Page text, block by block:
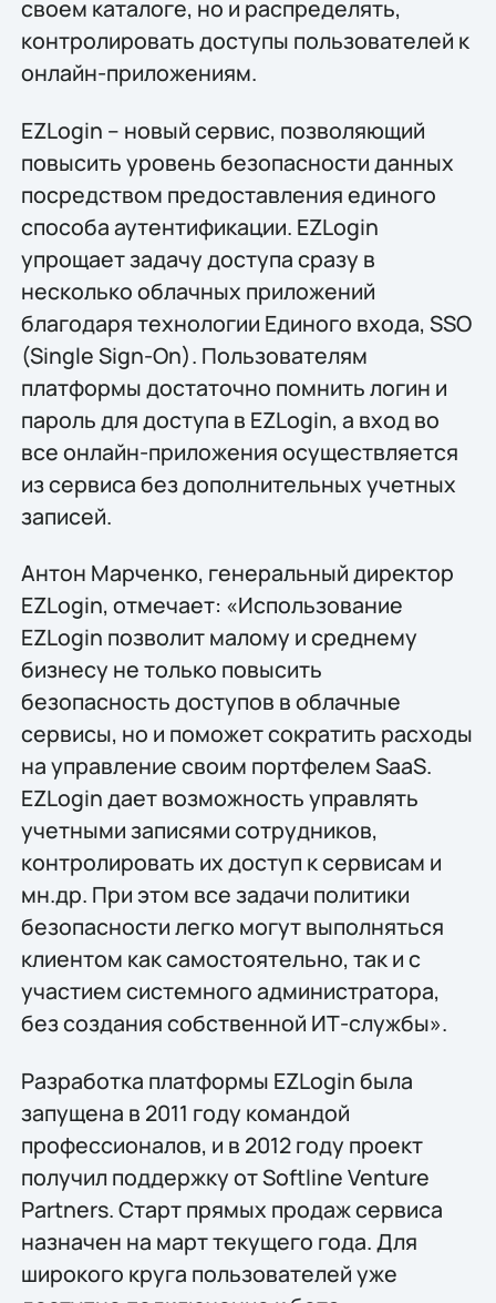
своем каталоге, но и распределять,
контролировать доступы пользователей к
онлайн-приложениям.
EZLogin – новый сервис, позволяющий
повысить уровень безопасности данных
посредством предоставления единого
способа аутентификации. EZLogin
упрощает задачу доступа сразу в
несколько облачных приложений
благодаря технологии Единого входа, SSO
(Single Sign-On). Пользователям
платформы достаточно помнить логин и
пароль для доступа в EZLogin, а вход во
все онлайн-приложения осуществляется
из сервиса без дополнительных учетных
записей.
Антон Марченко, генеральный директор
EZLogin, отмечает: «Использование
EZLogin позволит малому и среднему
бизнесу не только повысить
безопасность доступов в облачные
сервисы, но и поможет сократить расходы
на управление своим портфелем SaaS.
EZLogin дает возможность управлять
учетными записями сотрудников,
контролировать их доступ к сервисам и
мн.др. При этом все задачи политики
безопасности легко могут выполняться
клиентом как самостоятельно, так и с
участием системного администратора,
без создания собственной ИТ-службы».
Разработка платформы EZLogin была
запущена в 2011 году командой
профессионалов, и в 2012 году проект
получил поддержку от Softline Venture
Partners. Старт прямых продаж сервиса
назначен на март текущего года. Для
широкого круга пользователей уже